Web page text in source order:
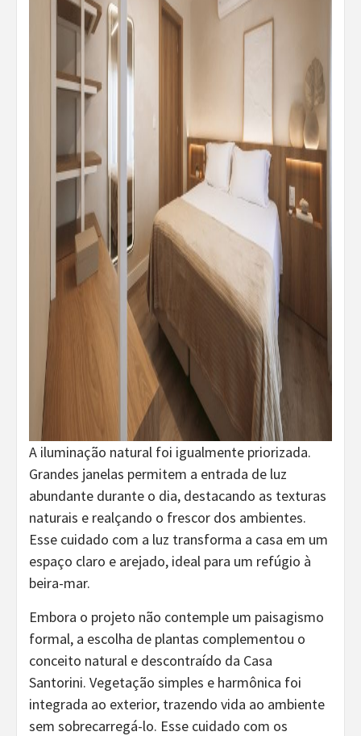
A iluminação natural foi igualmente priorizada.
Grandes janelas permitem a entrada de luz
abundante durante o dia, destacando as texturas
naturais e realçando o frescor dos ambientes.
Esse cuidado com a luz transforma a casa em um
espaço claro e arejado, ideal para um refúgio à
beira-mar.
Embora o projeto não contemple um paisagismo
formal, a escolha de plantas complementou o
conceito natural e descontraído da Casa
Santorini. Vegetação simples e harmônica foi
integrada ao exterior, trazendo vida ao ambiente
sem sobrecarregá-lo. Esse cuidado com os